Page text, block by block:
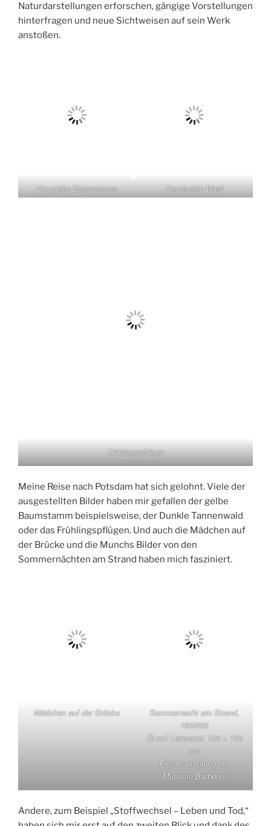
Naturdarstellungen erforschen, gängige Vorstellungen
hinterfragen und neue Sichtweisen auf sein Werk
anstoßen.
Der gelbe Baumstamm Der dunkle Wald
Frühlingspflügen
Meine Reise nach Potsdam hat sich gelohnt. Viele der
ausgestellten Bilder haben mir gefallen der gelbe
Baumstamm beispielsweise, der Dunkle Tannenwald
oder das Frühlingspflügen. Und auch die Mädchen auf
der Brücke und die Munchs Bilder von den
Sommernächten am Strand haben mich fasziniert.
Mädchen auf der Brücke
Sommernacht am Strand,
1902/03
Öl auf Leinwand, 103 × 120
cm
Privatsammlung, im
Museum Barberini
Andere, zum Beispiel „Stoffwechsel – Leben und Tod,“